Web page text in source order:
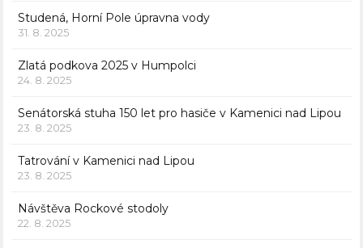
Studená, Horní Pole úpravna vody
31. 8. 2025
Zlatá podkova 2025 v Humpolci
24. 8. 2025
Senátorská stuha 150 let pro hasiče v Kamenici nad Lipou
23. 8. 2025
Tatrování v Kamenici nad Lipou
23. 8. 2025
Návštěva Rockové stodoly
22. 8. 2025